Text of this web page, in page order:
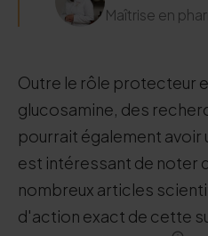
Maîtrise en
Outre le rôle protecteur
glucosamine, des
pourrait également avoir
est intéressant de noter
nombreux articles
d'action exact de cette